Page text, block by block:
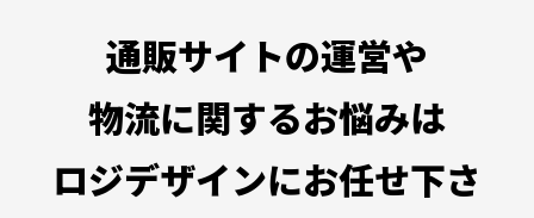
通販サイトの運営や
物流に関するお悩みは
ロジデザインにお任せ下さ